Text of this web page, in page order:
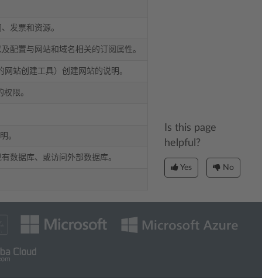
发票和资源。
配置与网站和域名相关的订阅属性。
站创建工具）创建网站的说明。
限。
。
数据库、或访问外部数据库。
Is this page
helpful?
Yes No